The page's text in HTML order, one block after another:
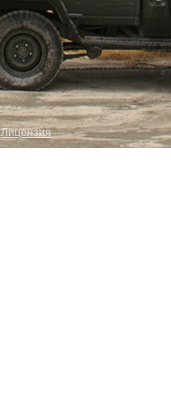
Лицензия